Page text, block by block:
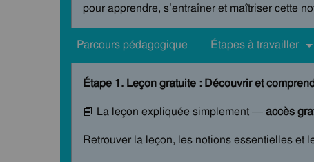
pour apprendre, s’entraîner et maîtriser cette
Parcours pédagogique Étapes à travailler
Étape 1. Leçon gratuite : Découvrir et
📘 La leçon expliquée simplement —accès
Retrouver la leçon, les notions essentielles et